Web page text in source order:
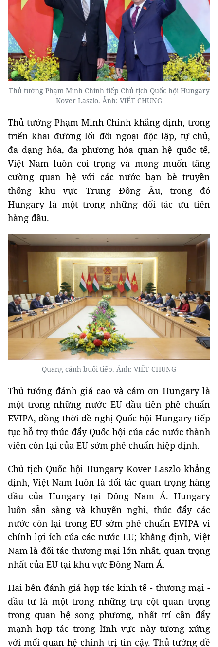
Thủ tướng Phạm Minh Chính tiếp Chủ tịch Quốc hội Hungary
Kover Laszlo. Ảnh: VIẾT CHUNG
Thủ tướng Phạm Minh Chính khẳng định, trong
triển khai đường lối đối ngoại độc lập, tự chủ,
đa dạng hóa, đa phương hóa quan hệ quốc tế,
Việt Nam luôn coi trọng và mong muốn tăng
cường quan hệ với các nước bạn bè truyền
thống khu vực Trung Đông Âu, trong đó
Hungary là một trong những đối tác ưu tiên
hàng đầu.
Quang cảnh buổi tiếp. Ảnh: VIẾT CHUNG
Thủ tướng đánh giá cao và cảm ơn Hungary là
một trong những nước EU đầu tiên phê chuẩn
EVIPA, đồng thời đề nghị Quốc hội Hungary tiếp
tục hỗ trợ thúc đẩy Quốc hội của các nước thành
viên còn lại của EU sớm phê chuẩn hiệp định.
Chủ tịch Quốc hội Hungary Kover Laszlo khẳng
định, Việt Nam luôn là đối tác quan trọng hàng
đầu của Hungary tại Đông Nam Á. Hungary
luôn sẵn sàng và khuyến nghị, thúc đẩy các
nước còn lại trong EU sớm phê chuẩn EVIPA vì
chính lợi ích của các nước EU; khẳng định, Việt
Nam là đối tác thương mại lớn nhất, quan trọng
nhất của EU tại khu vực Đông Nam Á.
Hai bên đánh giá hợp tác kinh tế - thương mại -
đầu tư là một trong những trụ cột quan trọng
trong quan hệ song phương, nhất trí cần đẩy
mạnh hợp tác trong lĩnh vực này tương xứng
với mối quan hệ chính trị tin cậy. Thủ tướng đề